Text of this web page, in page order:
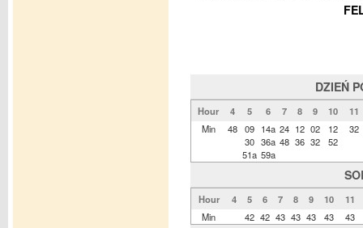
DZIEŃ
Hour 4 5 6 7 8 9 10
11
Min
48 09
30
51a
14a
36a
59a
24
48
12
36
02
32
12
52
32
Hour 4 5 6 7 8 9 10
11
Min
42 42 43 43 43 43 43